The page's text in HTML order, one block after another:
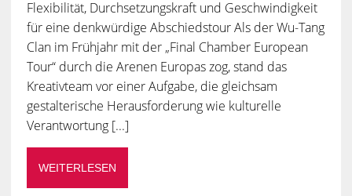
Flexibilität, Durchsetzungskraft und Geschwindigkeit
für eine denkwürdige Abschiedstour Als der Wu-Tang
Clan im Frühjahr mit der „Final Chamber European
Tour“ durch die Arenen Europas zog, stand das
Kreativteam vor einer Aufgabe, die gleichsam
gestalterische Herausforderung wie kulturelle
Verantwortung [...]
WEITERLESEN